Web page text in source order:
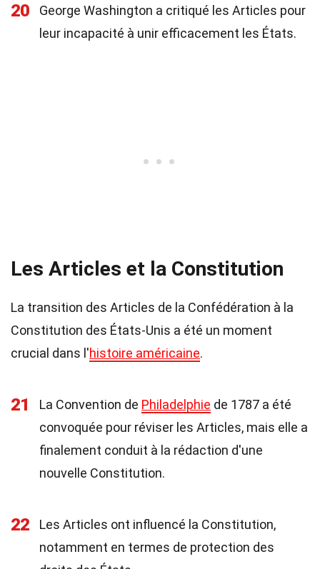
20
George Washington a critiqué les Articles pour
leur incapacité à unir efficacement les États.
Les Articles et la Constitution
La transition des Articles de la Confédération à la
Constitution des États-Unis a été un moment
crucial dans l'histoire américaine.
21 La Convention de Philadelphie de 1787 a été
convoquée pour réviser les Articles, mais elle a
finalement conduit à la rédaction d'une
nouvelle Constitution.
22
Les Articles ont influencé la Constitution,
notamment en termes de protection des